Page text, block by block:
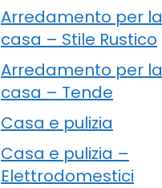
Arredamento per la
casa – Stile Rustico
Arredamento per la
casa – Tende
Casa e pulizia
Casa e pulizia –
Elettrodomestici